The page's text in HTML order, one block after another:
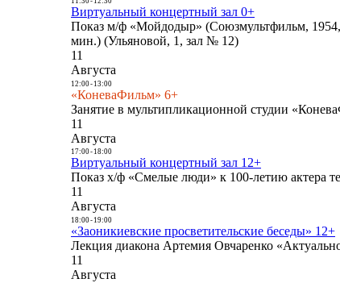
Виртуальный концертный зал 0+
Показ м/ф «Мойдодыр» (Союзмультфильм,
мин.) (Ульяновой, 1, зал № 12)
11
Августа
12:00- 13:00
«КоневаФильм» 6+
Занятие в мультипликационной студии
11
Августа
17:00- 18:00
Виртуальный концертный зал 12+
Показ х/ф «Смелые люди» к 100-летию актера
11
Августа
18:00- 19:00
«Заоникиевские просветительские беседы» 12+
Лекция диакона Артемия Овчаренко
11
Августа